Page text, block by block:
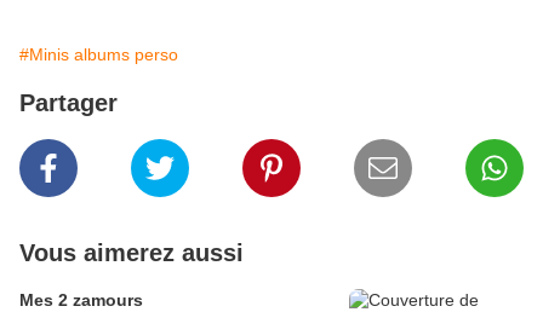
#Minis albums perso
Partager
Vous aimerez aussi
Mes 2 zamours